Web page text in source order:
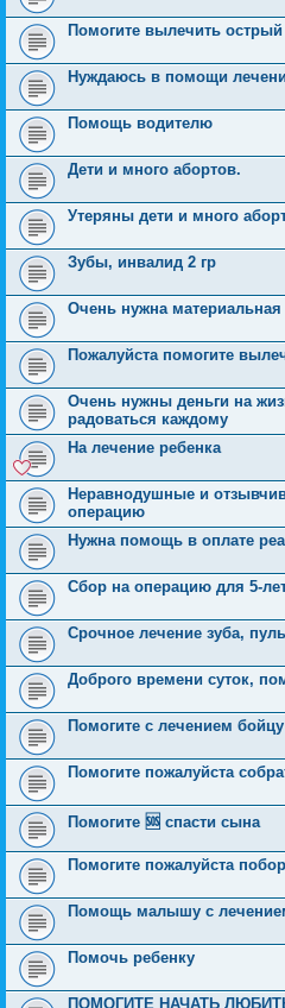
Помогите вылечить
Нуждаюсь в помощи
Помощь водителю
Дети и много абортов.
Утеряны дети и много
Зубы, инвалид 2 гр
Очень нужна
Пожалуйста помогите
Очень нужны деньги на
радоваться каждому
На лечение ребенка
Неравнодушные и
операцию
Нужна помощь в оплате
Сбор на операцию для
Срочное лечение зуба,
Доброго времени суток,
Помогите с лечением
Помогите пожалуйста
Помогите 🆘 спасти сына
Помогите пожалуйста
Помощь малышу с
Помочь ребенку
ПОМОГИТЕ НАЧАТЬ